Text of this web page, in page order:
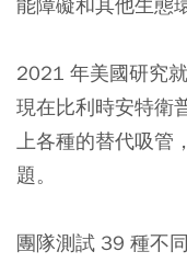
2021 年美國研究
現在比利時安特衛
上各種的替代吸管
題。
團隊測試 39 種不